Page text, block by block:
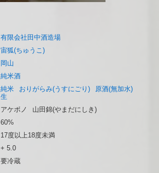
有限会社田中酒造場
宙狐(ちゅうこ)
岡山
純米酒
純米 おりがらみ(うすにごり)
原酒(無加水)
生
アケボノ
山田錦(やまだにしき)
60%
17度以上18度未満
+ 5.0
要冷蔵